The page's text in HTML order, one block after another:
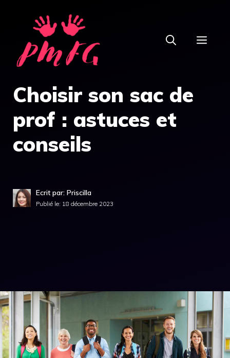
contenu
Choisir son sac de
prof : astuces et
conseils
Ecrit par: Priscilla
Publié le: 18 décembre 2023